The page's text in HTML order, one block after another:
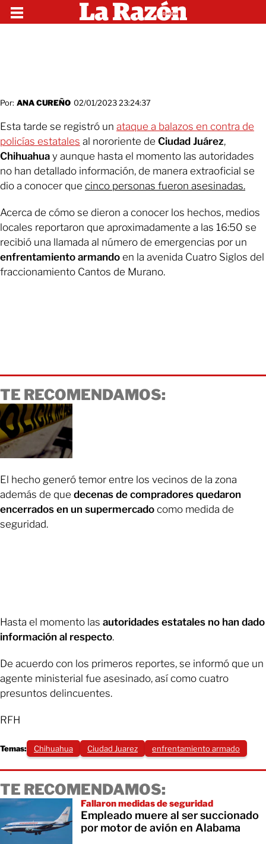
Por: ANA CUREÑO 02/01/2023 23:24:37
Esta tarde se registró un ataque a balazos en contra de
policías estatales al nororiente de Ciudad Juárez,
Chihuahua y aunque hasta el momento las autoridades
no han detallado información, de manera extraoficial se
dio a conocer que cinco personas fueron asesinadas.
Acerca de cómo se dieron a conocer los hechos, medios
locales reportaron que aproximadamente a las 16:50 se
recibió una llamada al número de emergencias por un
enfrentamiento armando en la avenida Cuatro Siglos del
fraccionamiento Cantos de Murano.
TE RECOMENDAMOS:
El hecho generó temor entre los vecinos de la zona
además de que decenas de compradores quedaron
encerrados en un supermercado como medida de
seguridad.
Hasta el momento las autoridades estatales no han dado
información al respecto.
De acuerdo con los primeros reportes, se informó que un
agente ministerial fue asesinado, así como cuatro
presuntos delincuentes.
RFH
Temas: Chihuahua Ciudad Juarez enfrentamiento armado
TE RECOMENDAMOS:
Fallaron medidas de seguridad
Empleado muere al ser succionado
por motor de avión en Alabama